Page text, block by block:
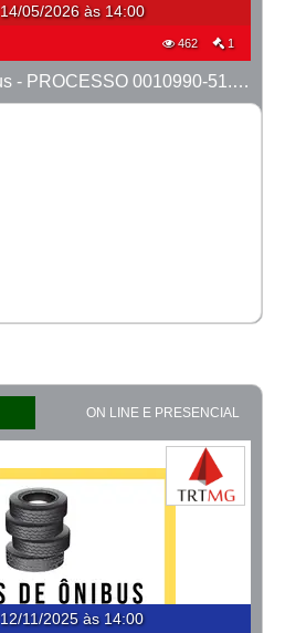
14/05/2026 às 14:00
462 1
LOTE 05 - Pneu Ônibus - PROCESSO 0010990-51.2023-1ª CONT.
ON LINE E PRESENCIAL
12/11/2025 às 14:00